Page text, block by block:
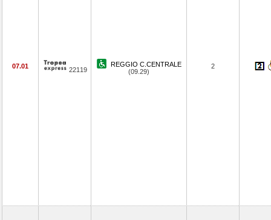
07.01 22119
REGGIO C.CENTRALE
(09.29)
2